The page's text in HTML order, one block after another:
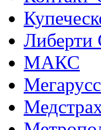
Либерти
МАКС